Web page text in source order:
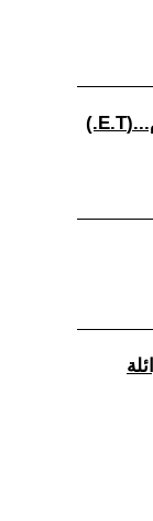
(3) من فضائيي الأمس ... إلى فضائيي اليوم...(E.T.)